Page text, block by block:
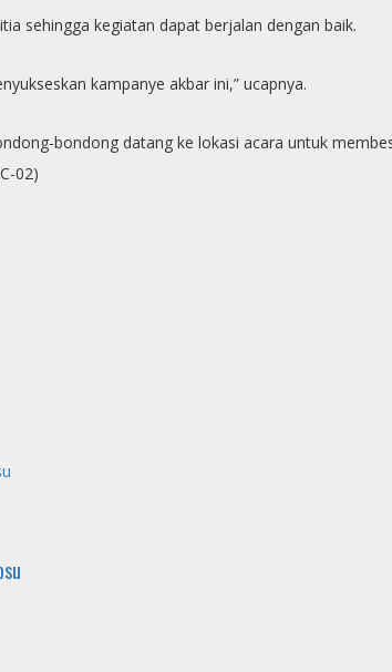
sehingga kegiatan dapat berjalan dengan baik.
kampanye akbar ini,” ucapnya.
bondong datang ke lokasi acara untuk
02)